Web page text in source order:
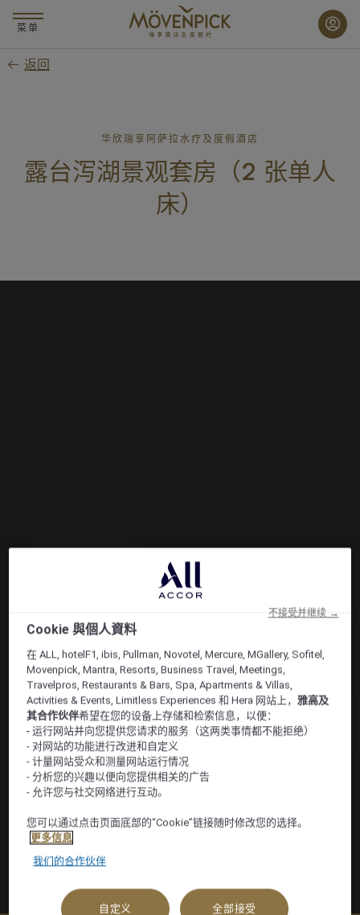
要
菜单
返回
华欣瑞享阿萨拉水疗及度假酒店
露台泻湖景观套房（2 张单人
床）
Cookie 與個人資料
在 ALL, hotelF1, ibis, Pullman, Novotel, Mercure, MGallery, Sofitel,
Movenpick, Mantra, Resorts, Business Travel, Meetings,
Travelpros, Restaurants & Bars, Spa, Apartments & Villas,
Activities & Events, Limitless Experiences 和 Hera 网站上，雅高及
其合作伙伴希望在您的设备上存储和检索信息，以便：
- 运行网站并向您提供您请求的服务（这两类事情都不能拒绝）
- 对网站的功能进行改进和自定义
- 计量网站受众和测量网站运行情况
- 分析您的兴趣以便向您提供相关的广告
- 允许您与社交网络进行互动。
您可以通过点击页面底部的“Cookie”链接随时修改您的选择。
更多信息
我们的合作伙伴
自定义 全部接受
不接受并继续 →